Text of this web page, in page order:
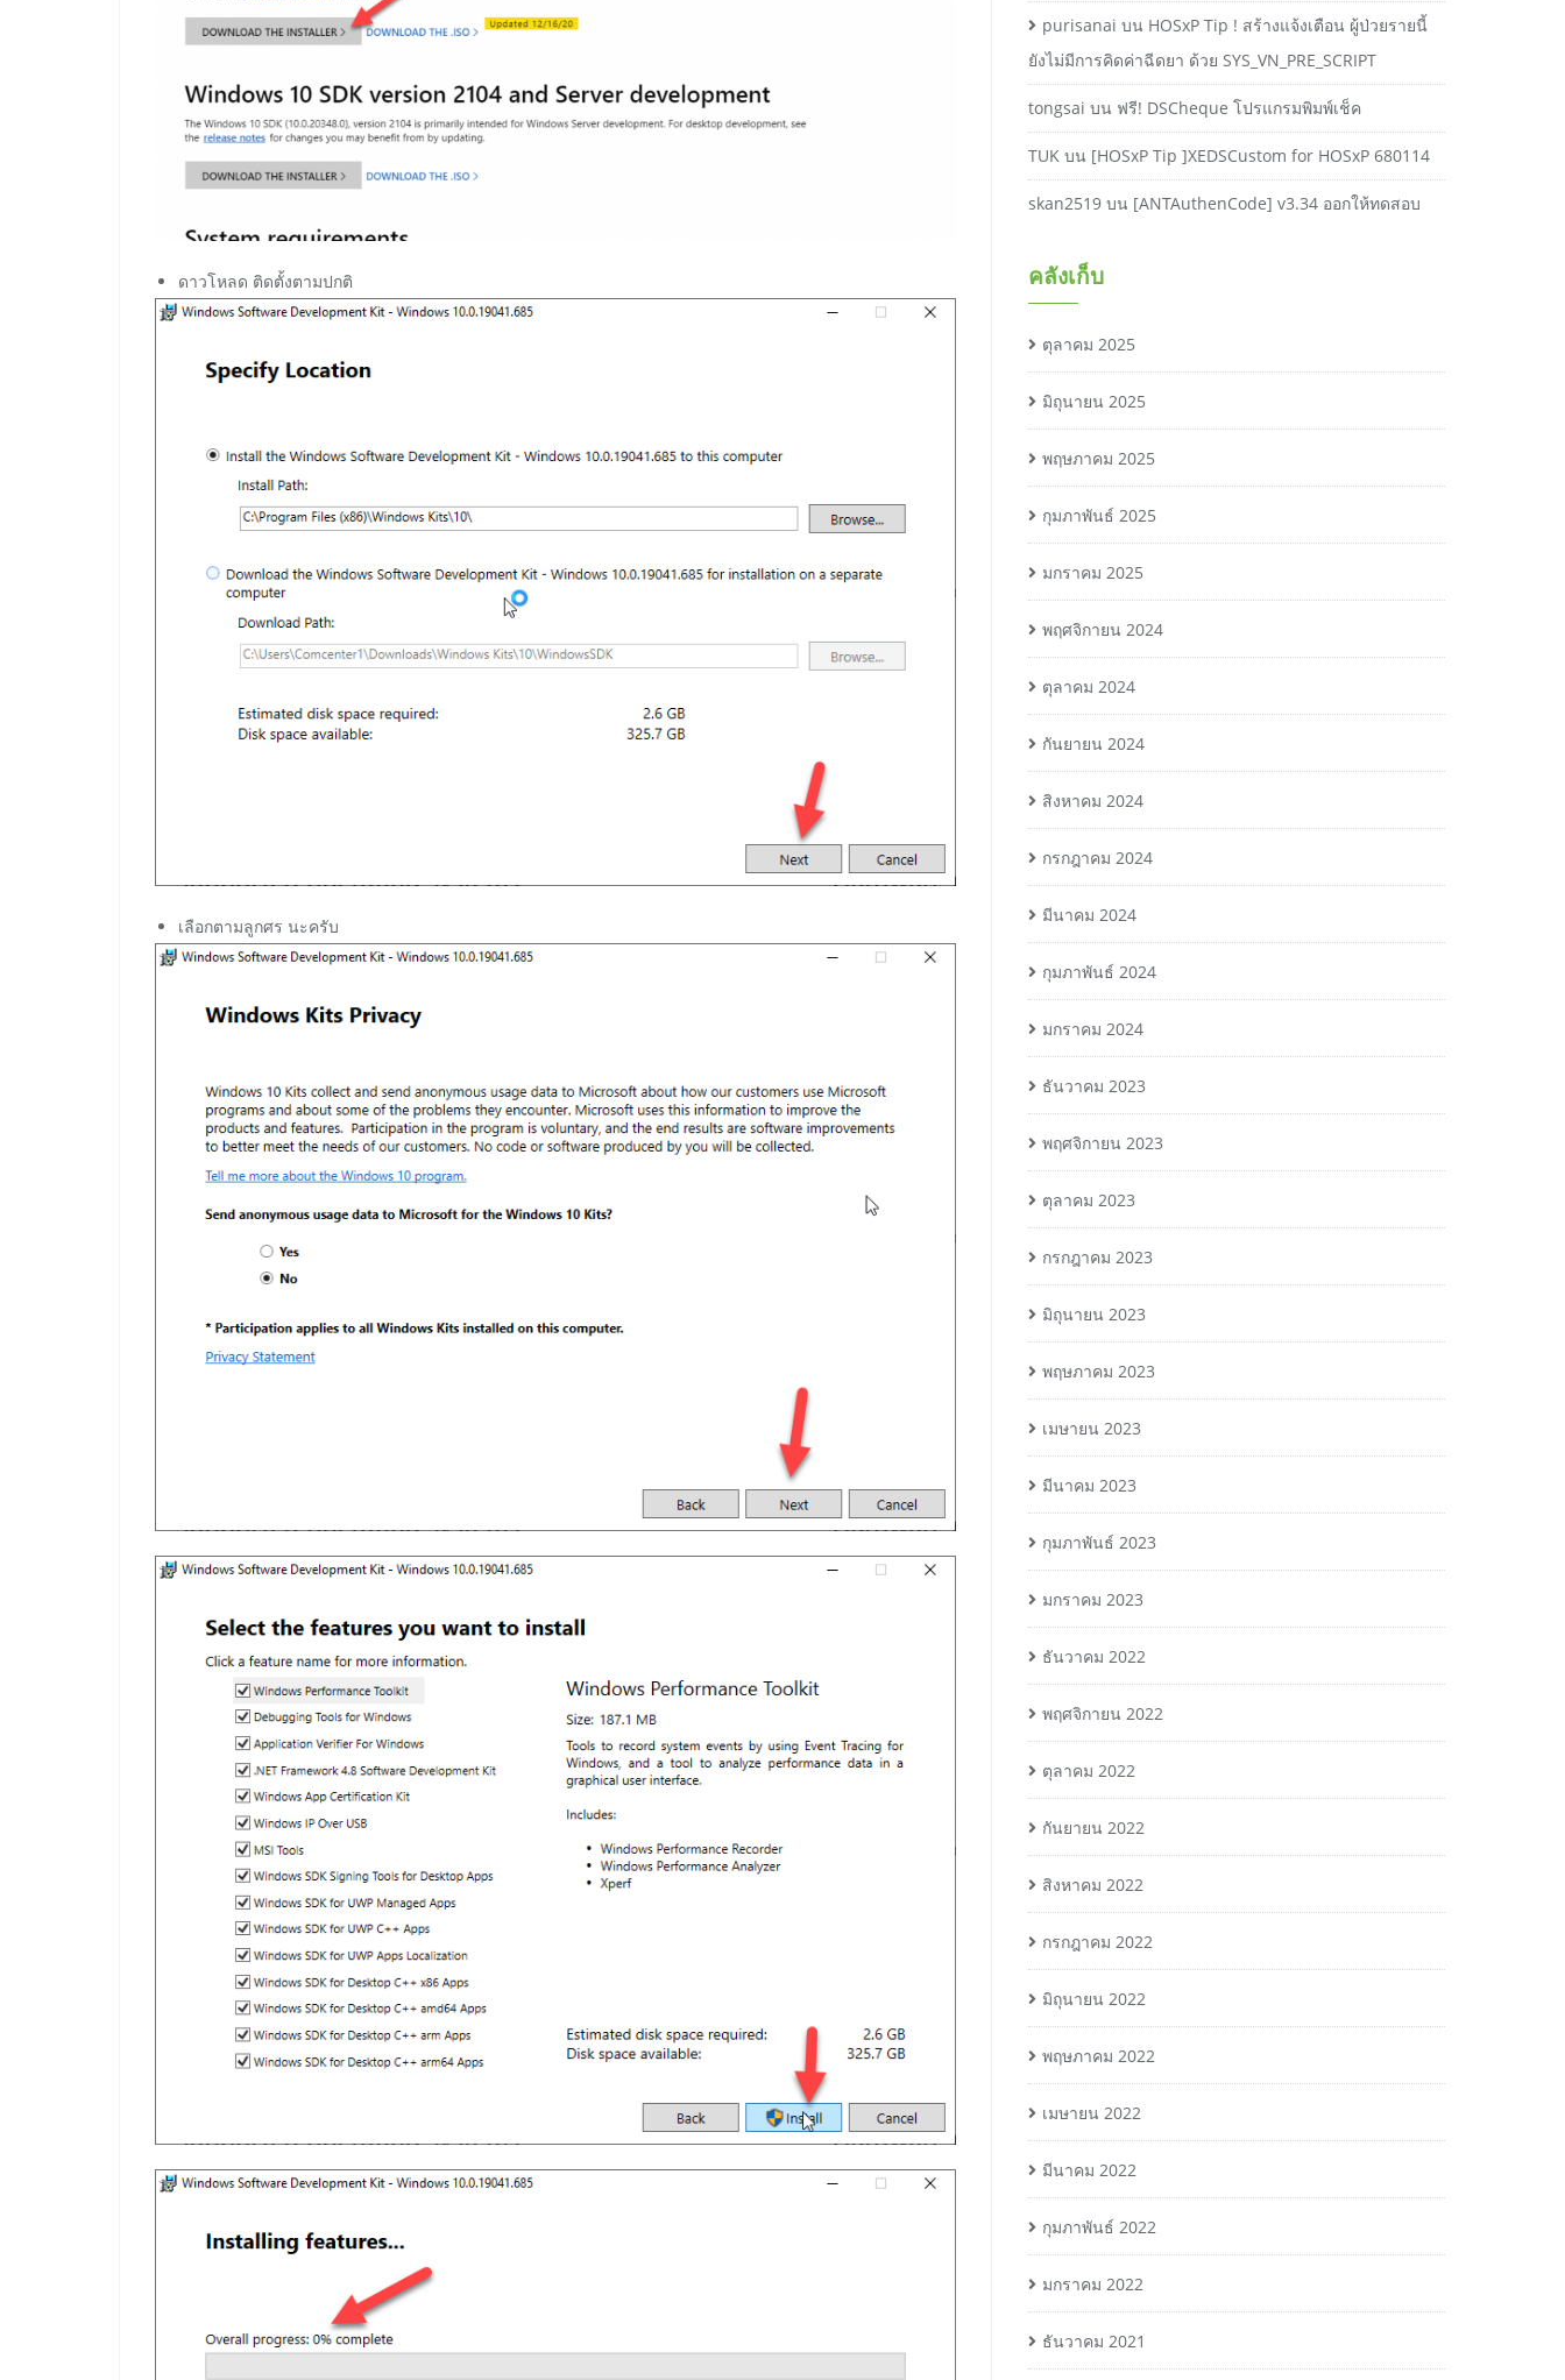
ดาวโหลด ติดตั้งตามปกติ
เลือกตามลูกศร นะครับ
purisanai บน HOSxP Tip ! สร้างแจ้งเตือน ผู้ป่วยรายนี้
ยังไม่มีการคิดค่าฉีดยา ด้วย SYS_VN_PRE_SCRIPT
tongsai บน ฟรี! DSCheque โปรแกรมพิมพ์เช็ค
TUK บน [HOSxP Tip ]XEDSCustom for HOSxP 680114
skan2519 บน [ANTAuthenCode] v3.34 ออกให้ทดสอบ
คลังเก็บ
ตุลาคม 2025
มิถุนายน 2025
พฤษภาคม 2025
กุมภาพันธ์ 2025
มกราคม 2025
พฤศจิกายน 2024
ตุลาคม 2024
กันยายน 2024
สิงหาคม 2024
กรกฎาคม 2024
มีนาคม 2024
กุมภาพันธ์ 2024
มกราคม 2024
ธันวาคม 2023
พฤศจิกายน 2023
ตุลาคม 2023
กรกฎาคม 2023
มิถุนายน 2023
พฤษภาคม 2023
เมษายน 2023
มีนาคม 2023
กุมภาพันธ์ 2023
มกราคม 2023
ธันวาคม 2022
พฤศจิกายน 2022
ตุลาคม 2022
กันยายน 2022
สิงหาคม 2022
กรกฎาคม 2022
มิถุนายน 2022
พฤษภาคม 2022
เมษายน 2022
มีนาคม 2022
กุมภาพันธ์ 2022
มกราคม 2022
ธันวาคม 2021